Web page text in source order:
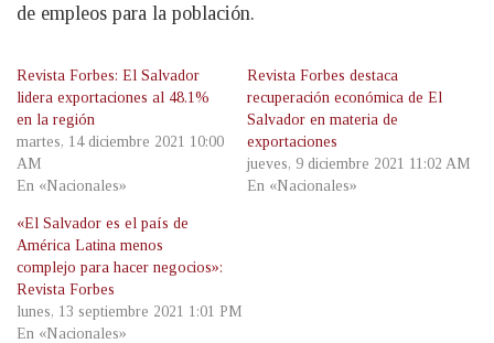
de empleos para la población.
Revista Forbes: El Salvador
lidera exportaciones al 48.1%
en la región
martes, 14 diciembre 2021 10:00
AM
En «Nacionales»
Revista Forbes destaca
recuperación económica de El
Salvador en materia de
exportaciones
jueves, 9 diciembre 2021 11:02 AM
En «Nacionales»
«El Salvador es el país de
América Latina menos
complejo para hacer negocios»:
Revista Forbes
lunes, 13 septiembre 2021 1:01 PM
En «Nacionales»